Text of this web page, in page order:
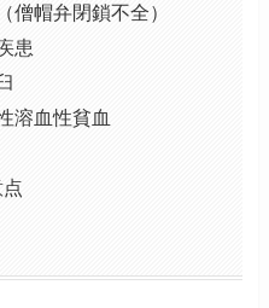
僧帽弁閉鎖不全）
患
溶血性貧血